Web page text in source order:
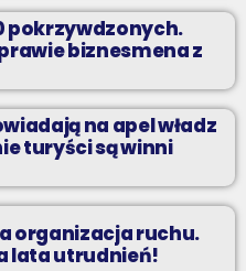
pokrzywdzonych.
biznesmena z
na apel władz
turyści są winni
organizacja ruchu.
lata utrudnień!